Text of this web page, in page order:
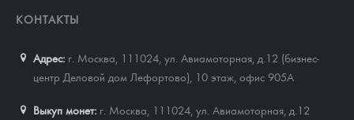
КОНТАКТЫ
Адрес: г. Москва, 111024 ул. Авиамоторная, д.12 (бизнес-
центр Деловой дом Лефортово), 10 этаж, офис 905А
Выкуп монет: г. Москва, 111024, ул. Авиамоторная, д.12